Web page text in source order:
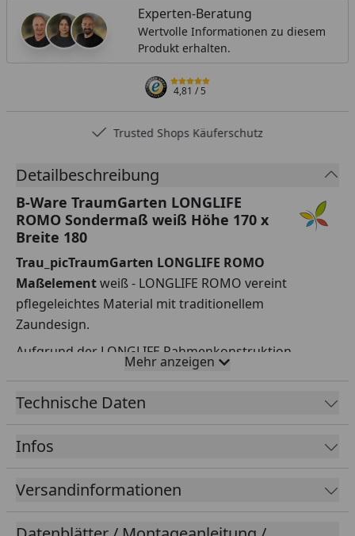
Experten-Beratung
Wertvolle Informationen zu diesem
Produkt erhalten.
4,81/ 5
Trusted Shops Käuferschutz
Detailbeschreibung
B-Ware TraumGarten LONGLIFE
ROMO Sondermaß weiß Höhe 170 x
Breite 180
Trau_picTraumGarten LONGLIFE ROMO
Maßelementweiß - LONGLIFE ROMO vereint
pflegeleichtes Material mit traditionellem
Zaundesign.
Aufgrund der LONGLIFE Rahmenkonstruktion
unterscheiden sich die Seiten der LONGLIFE
Zaunelemente.
Auf der Sichtseite wird ein volles Rahmenprofil
schmaleres Rahmenprofil und eine zusätzliche
Diese Produkteigenschaft ist für den Verlauf Ihrer
Zaunanlage, insbesondere bei den
Mehr anzeigen
Technische Daten
Infos
Versandinformationen